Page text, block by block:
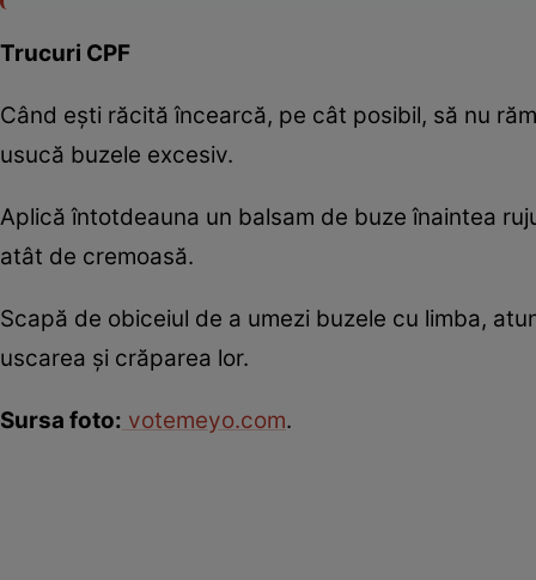
Trucuri CPF
Când eşti răcită încearcă, pe cât posibil, să nu
usucă buzele excesiv.
Aplică întotdeauna un balsam de buze înaintea
atât de cremoasă.
Scapă de obiceiul de a umezi buzele cu limba,
uscarea şi crăparea lor.
Sursa foto: votemeyo.com.